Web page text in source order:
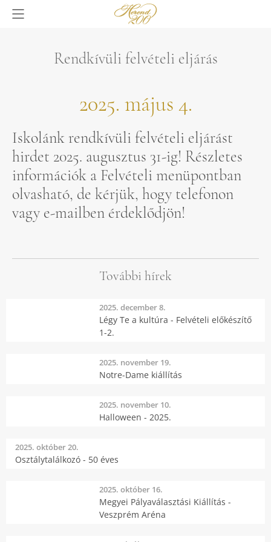
Rendkívüli felvételi eljárás
2025. május 4.
Iskolánk rendkívüli felvételi eljárást
hirdet 2025. augusztus 31-ig! Részletes
információk a Felvételi menüpontban
olvasható, de kérjük, hogy telefonon
vagy e-mailben érdeklődjön!
További hírek
2025. december 8.
Légy Te a kultúra - Felvételi előkészítő
1-2.
2025. november 19.
Notre-Dame kiállítás
2025. november 10.
Halloween - 2025.
2025. október 20.
Osztálytalálkozó - 50 éves
2025. október 16.
Megyei Pályaválasztási Kiállítás -
Veszprém Aréna